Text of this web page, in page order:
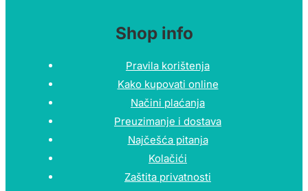
Shop info
Pravila korištenja
Kako kupovati online
Načini plaćanja
Preuzimanje i dostava
Najčešća pitanja
Kolačići
Zaštita privatnosti